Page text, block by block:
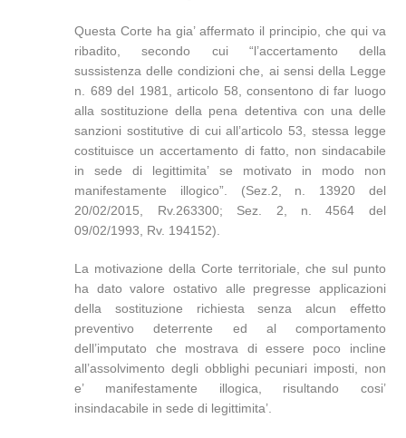
Questa Corte ha gia’ affermato il principio, che qui va
ribadito, secondo cui “l’accertamento della
sussistenza delle condizioni che, ai sensi della Legge
n. 689 del 1981, articolo 58, consentono di far luogo
alla sostituzione della pena detentiva con una delle
sanzioni sostitutive di cui all’articolo 53, stessa legge
costituisce un accertamento di fatto, non sindacabile
in sede di legittimita’ se motivato in modo non
manifestamente illogico”. (Sez.2, n. 13920 del
20/02/2015, Rv.263300; Sez. 2, n. 4564 del
09/02/1993, Rv. 194152).
La motivazione della Corte territoriale, che sul punto
ha dato valore ostativo alle pregresse applicazioni
della sostituzione richiesta senza alcun effetto
preventivo deterrente ed al comportamento
dell’imputato che mostrava di essere poco incline
all’assolvimento degli obblighi pecuniari imposti, non
e’ manifestamente illogica, risultando cosi’
insindacabile in sede di legittimita’.